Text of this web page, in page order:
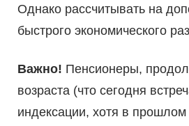
Однако рассчитывать на
быстрого экономического
Важно! Пенсионеры,
возраста (что сегодня
индексации, хотя в